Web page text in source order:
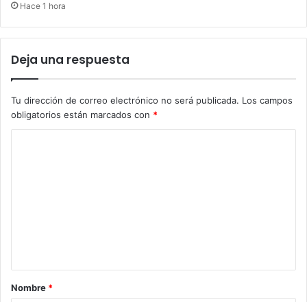
Hace 1 hora
Deja una respuesta
Tu dirección de correo electrónico no será publicada. Los campos
obligatorios están marcados con *
rNombre *